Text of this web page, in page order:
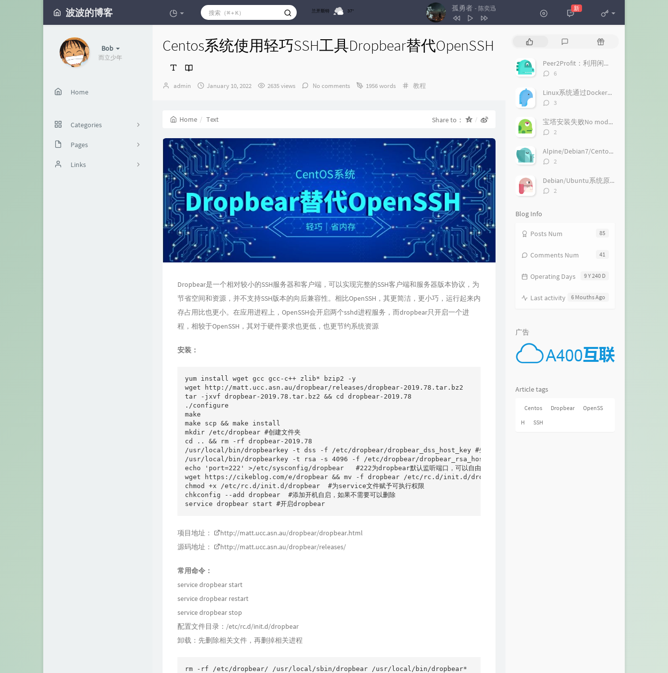
波波的博客 兰开斯特 37° 孤勇者 - 陈奕迅
2 怒放的生命
新
Bob
而立少年
Home
Categories
40
12
Pages
本站Links
Centos系统使用轻巧SSH工具Dropbear替代OpenSSH
Author：
admin
发
January 10, 2022 2635 views No comments 1956 words Categories：
教程
Home Text Share to：
Dropbear是一个相对较小的SSH服务器和客户端，可以实现完整的SSH客户端和服务器版本协议，为
节省空间和资源，并不支持SSH版本的向后兼容性。相比OpenSSH，其更简洁，更小巧，运行起来内
存占用比也更小。在应用进程上，OpenSSH会开启两个sshd进程服务，而dropbear只开启一个进
程，相较于OpenSSH，其对于硬件要求也更低，也更节约系统资源
安装：
yum install wget gcc gcc-c++ zlib* bzip2 -y
wget http://matt.ucc.asn.au/dropbear/releases/dropbear-2019.78.tar.bz2
tar -jxvf dropbear-2019.78.tar.bz2 && cd dropbear-2019.78
./configure
make
make scp && make install
mkdir /etc/dropbear #创建文件夹
cd .. && rm -rf dropbear-2019.78
/usr/local/bin/dropbearkey -t dss -f /etc/dropbear/dropbear_dss_host_key #生成证书
/usr/local/bin/dropbearkey -t rsa -s 4096 -f /etc/dropbear/dropbear_rsa_host_key #生成证书
echo 'port=222' >/etc/sysconfig/dropbear   #222为dropbear默认监听端口，可以自由修改
wget https://cikeblog.com/e/dropbear && mv -f dropbear /etc/rc.d/init.d/dropbear #下载配置文件并移动到相应目录
chmod +x /etc/rc.d/init.d/dropbear  #为service文件赋予可执行权限
chkconfig --add dropbear  #添加开机自启，如果不需要可以删除
项目地址：
http://matt.ucc.asn.au/dropbear/dropbear.html
源码地址：
http://matt.ucc.asn.au/dropbear/releases/
常用命令：
service dropbear start
service dropbear restart
service dropbear stop
配置文件目录：/etc/rc.d/init.d/dropbear
卸载：先删除相关文件，再删掉相关进程
rm -rf /etc/dropbear/ /usr/local/sbin/dropbear /usr/local/bin/dropbear*
u
a
i
l
t
t
m
n
R
m
t
l
Peer2Profit：利用闲置小鸡的流量赚钱
评
数：
6
Linux系统通过Docker一键搭建桌面浏览器，带火狐和Chrome浏览器
评
数：
3
宝塔安装失败No module named 'gevent'解决方法
评
数：
2
Alpine/Debian7/Centos6等无Systemctl系统安装哪吒面板的探针
评
数：
2
Debian/Ubuntu系统原生安装Next-Terminal：一个好用的在线SSH系统
评
2
Blog Info
85
Posts Num
41
Comments Num
9 Y 240 D
Operating Days
6 Mouths Ago
Last activity
广告
Article tags
Centos Dropbear
OpenSS
H
SSH